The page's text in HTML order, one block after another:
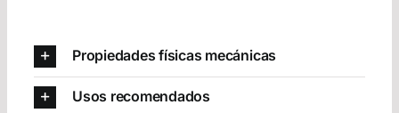
Propiedades físicas mecánicas
Usos recomendados